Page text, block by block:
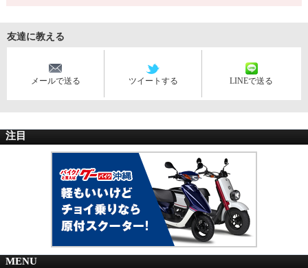
友達に教える
メールで送る ツイートする LINEで送る
注目
MENU